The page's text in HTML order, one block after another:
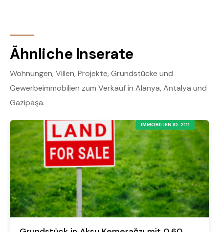
Ähnliche Inserate
Wohnungen, Villen, Projekte, Grundstücke und
Gewerbeimmobilien zum Verkauf in Alanya, Antalya und
Gazipaşa.
IMMOBILIEN ID: 2111